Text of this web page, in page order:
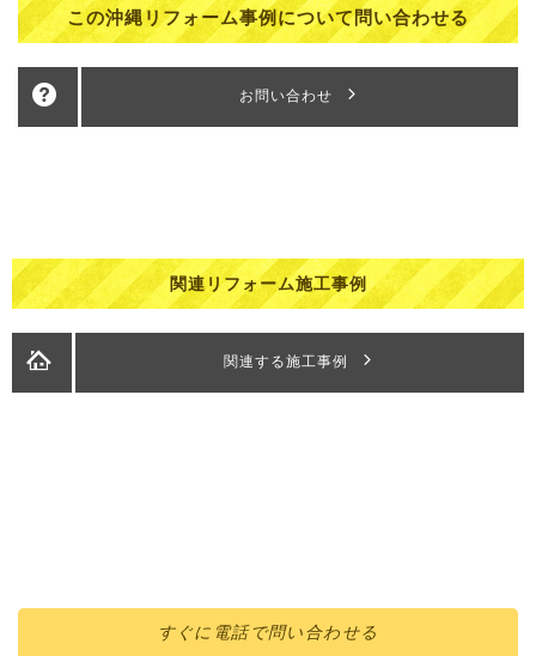
この沖縄リフォーム事例について問い合わせる
お問い合わせ
関連リフォーム施工事例
関連する施工事例
すぐに 電話で問い合わせる